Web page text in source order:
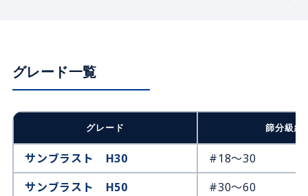
グレード一覧
グレード 篩分級網
サンブラスト H30
#18～30
サンブラスト H50
#30～60